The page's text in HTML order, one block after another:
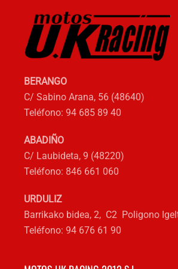
la
página
de
BERANGO
C/ Sabino Arana, 56 (48640)
Teléfono: 94 685 89 40
ABADIÑO
C/ Laubideta, 9 (48220)
Teléfono: 846 661 060
URDULIZ
Barrikako bidea, 2, C2 Poligono
Teléfono: 94 676 61 90